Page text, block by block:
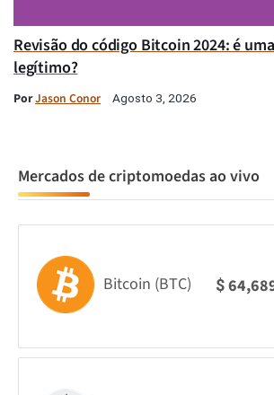
Revisão do código Bitcoin 2024: é
legítimo?
PorJason Conor Agosto 3, 2026
Mercados de criptomoedas ao vivo
Bitcoin (BTC) $